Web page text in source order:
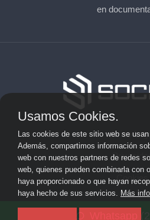
en
Aviso
Cookies
Usamos Cookies.
Las cookies de este sitio web se
Además, compartimos información
web con nuestros partners de redes
web, quienes pueden combinarla con
haya proporcionado o que hayan
haya hecho de sus servicios. Más